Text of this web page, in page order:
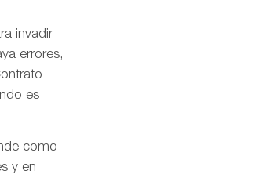
invadir
errores,
es
como
y en